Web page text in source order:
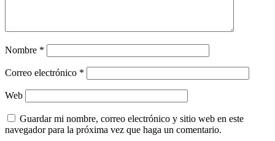
Nombre *
Correo electrónico *
Web
Guardar mi nombre, correo electrónico y sitio web en este
navegador para la próxima vez que haga un comentario.